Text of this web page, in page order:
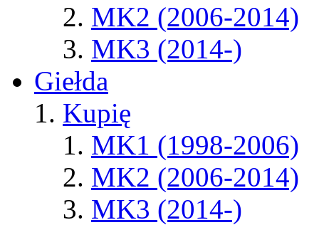
MK2 (2006-2014)
MK3 (2014-)
Giełda
Kupię
MK1 (1998-2006)
MK2 (2006-2014)
MK3 (2014-)